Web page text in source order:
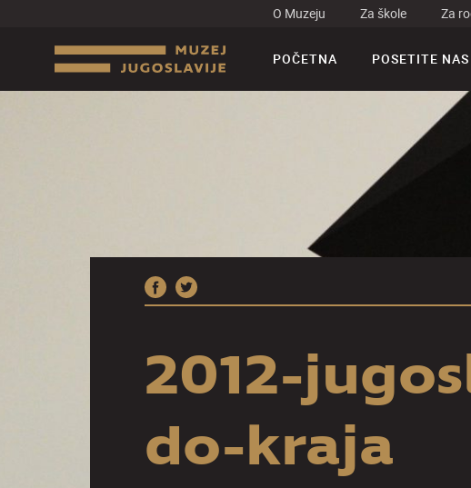
O Muzeju Za škole Za
POČETNA POSETITE NAS
2012-
do-kraja